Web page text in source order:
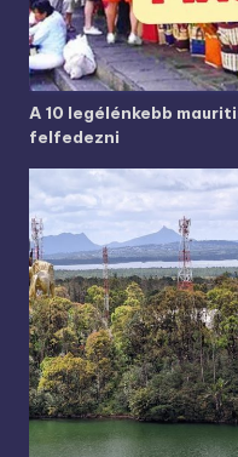
A 10 legélénkebb
felfedezni